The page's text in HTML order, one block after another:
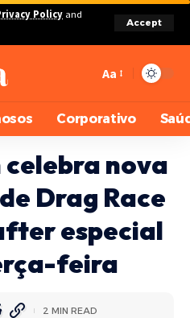
Policy and
Accept
Aa
Corporativo
celebra nova
Drag Race
especial
feira
2 MIN READ